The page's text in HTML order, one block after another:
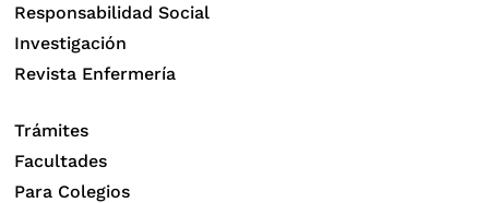
Responsabilidad Social
Investigación
Revista Enfermería
Trámites
Facultades
Para Colegios